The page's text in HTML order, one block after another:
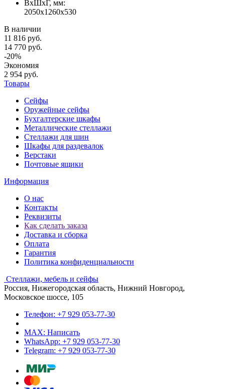
ВxШxГ, мм:
2050x1260x530
В наличии
11 816 руб.
14 770 руб.
-20%
Экономия
2 954 руб.
Товары
Сейфы
Оружейные сейфы
Бухгалтерские шкафы
Металлические стеллажи
Стеллажи для шин
Шкафы для раздевалок
Верстаки
Почтовые ящики
Информация
О нас
Контакты
Реквизиты
Как сделать заказа
Доставка и сборка
Оплата
Гарантия
Политика конфиденциальности
Стеллажи, мебель и сейфы
Россия, Нижегородская область, Нижний Новгород,
Московское шоссе, 105
Телефон: +7 929 053-77-30
MAX: Написать
WhatsApp: +7 929 053-77-30
Telegram: +7 929 053-77-30